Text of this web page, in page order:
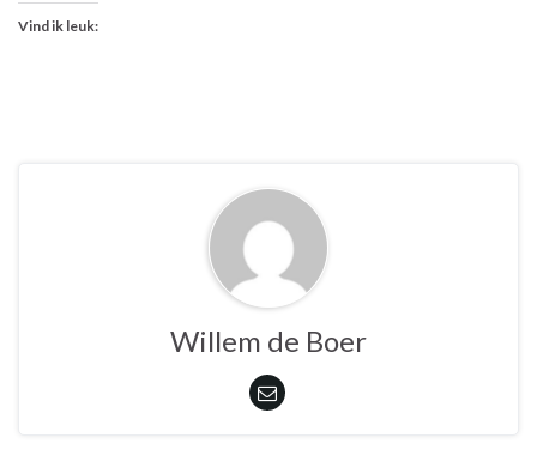
Vind ik leuk:
Willem de Boer